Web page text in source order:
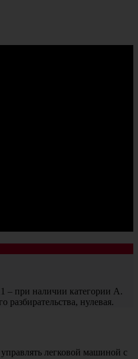
– при наличии категории А.
нулевая.
легковой машиной с